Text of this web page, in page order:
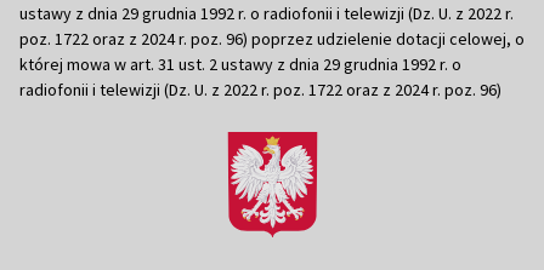
ustawy z dnia 29 grudnia 1992 r. o radiofonii i telewizji (Dz. U. z 2022 r.
poz. 1722 oraz z 2024 r. poz. 96) poprzez udzielenie dotacji celowej, o
której mowa w art. 31 ust. 2 ustawy z dnia 29 grudnia 1992 r. o
radiofonii i telewizji (Dz. U. z 2022 r. poz. 1722 oraz z 2024 r. poz. 96)